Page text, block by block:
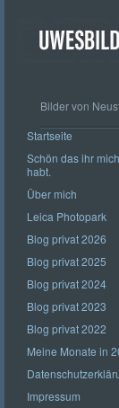
Bilder von
Startseite
Schön das ihr
habt.
Über mich
Leica Photopark
Blog privat 2026
Blog privat 2025
Blog privat 2024
Blog privat 2023
Blog privat 2022
Meine Monate in
Impressum